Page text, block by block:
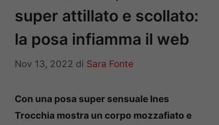
super attillato e scollato:
la posa infiamma il web
Nov 13, 2022 di Sara Fonte
Con una posa super sensuale Ines
Trocchia mostra un corpo mozzafiato e